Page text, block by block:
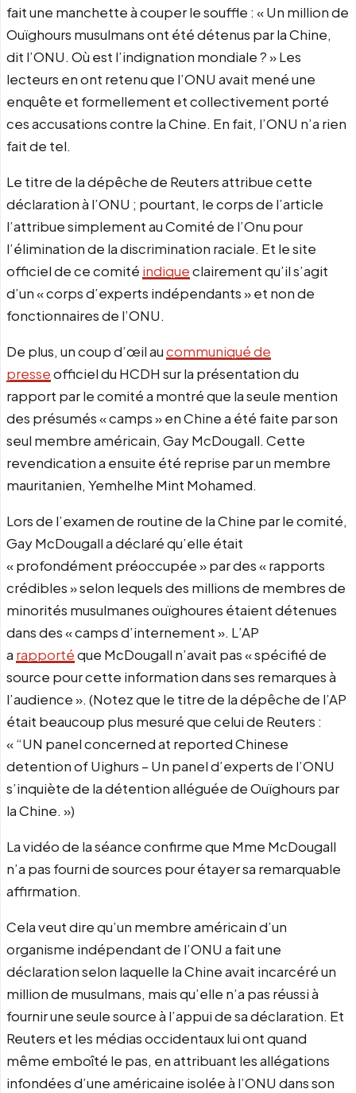
fait une manchette à couper le souffle : « Un million de
Ouïghours musulmans ont été détenus par la Chine,
dit l’ONU. Où est l’indignation mondiale ? » Les
lecteurs en ont retenu que l’ONU avait mené une
enquête et formellement et collectivement porté
ces accusations contre la Chine. En fait, l’ONU n’a rien
fait de tel.
Le titre de la dépêche de Reuters attribue cette
déclaration à l’ONU ; pourtant, le corps de l’article
l’attribue simplement au Comité de l’Onu pour
l’élimination de la discrimination raciale. Et le site
officiel de ce comité indiqueclairement qu’il s’agit
d’un « corps d’experts indépendants » et non de
fonctionnaires de l’ONU.
De plus, un coup d’œil aucommuniqué de
presseofficiel du HCDH sur la présentation du
rapport par le comité a montré que la seule mention
des présumés « camps » en Chine a été faite par son
seul membre américain, Gay McDougall. Cette
revendication a ensuite été reprise par un membre
mauritanien, Yemhelhe Mint Mohamed.
Lors de l’examen de routine de la Chine par le comité,
Gay McDougall a déclaré qu’elle était
« profondément préoccupée » par des « rapports
crédibles » selon lequels des millions de membres de
minorités musulmanes ouïghoures étaient détenues
dans des « camps d’internement ». L’AP
a rapportéque McDougall n’avait pas « spécifié de
source pour cette information dans ses remarques à
l’audience ». (Notez que le titre de la dépêche de l’AP
était beaucoup plus mesuré que celui de Reuters :
« “UN panel concerned at reported Chinese
detention of Uighurs – Un panel d’experts de l’ONU
s’inquiète de la détention alléguée de Ouïghours par
la Chine. »)
La vidéo de la séance confirme que Mme McDougall
n’a pas fourni de sources pour étayer sa remarquable
affirmation.
Cela veut dire qu’un membre américain d’un
organisme indépendant de l’ONU a fait une
déclaration selon laquelle la Chine avait incarcéré un
million de musulmans, mais qu’elle n’a pas réussi à
fournir une seule source à l’appui de sa déclaration. Et
Reuters et les médias occidentaux lui ont quand
même emboîté le pas, en attribuant les allégations
infondées d’une américaine isolée à l’ONU dans son